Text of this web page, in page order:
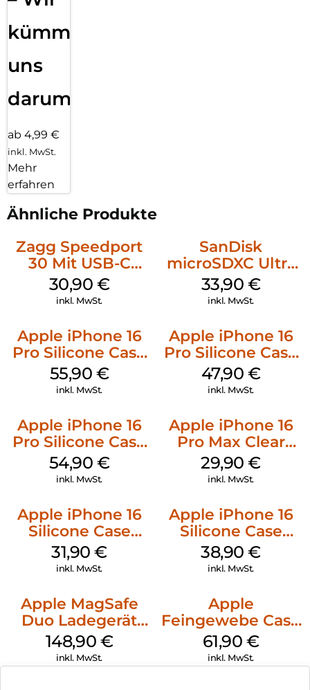
kümmern
uns
darum!
ab 4,99 €
inkl. MwSt.
Mehr
erfahren
Ähnliche Produkte
Zagg Speedport
30 Mit USB-C
Kabel Weiß
30,90 €
inkl. MwSt.
SanDisk
microSDXC Ultra
128 GB + Adapter
Mobile
33,90 €
inkl. MwSt.
Apple iPhone 16
Pro Silicone Case
MagSafe Stone
Gray
55,90 €
inkl. MwSt.
Apple iPhone 16
Pro Silicone Case
MagSafe Denim
47,90 €
inkl. MwSt.
Apple iPhone 16
Pro Silicone Case
MagSafe Black
54,90 €
inkl. MwSt.
Apple iPhone 16
Pro Max Clear
Case MagSafe
Transparent
29,90€
inkl. MwSt.
Apple iPhone 16
Silicone Case
MagSafe Fuchsia
31,90€
inkl. MwSt.
Apple iPhone 16
Silicone Case
MagSafe
Ultramarine
38,90€
inkl. MwSt.
Apple MagSafe
Duo Ladegerät
Weiß
148,90 €
inkl. MwSt.
Apple
Feingewebe Case
iPhone 15 Pro
MagSafe Schwarz
61,90 €
inkl. MwSt.